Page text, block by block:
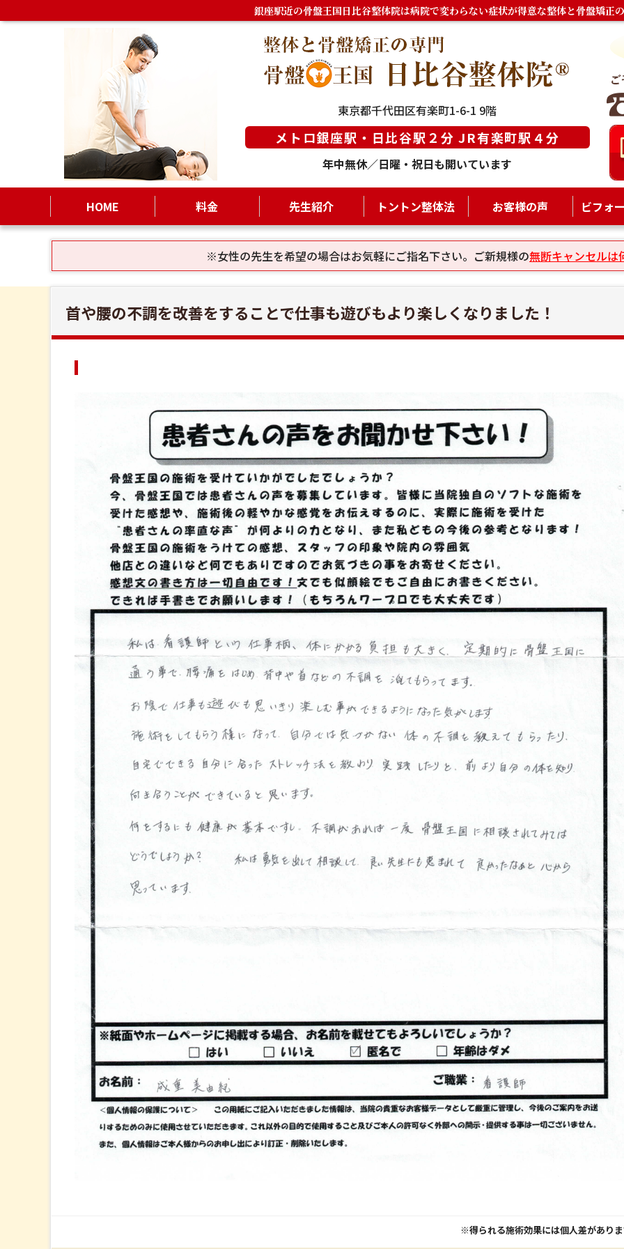
銀座駅近の骨盤王国日比谷整体院は病院で変わらない症状が得意な整体と骨盤矯正
東京都千代田区有楽町1-6-1 9階
メトロ銀座駅・日比谷駅２分 JR有楽町駅４分
年中無休／日曜・祝日も開いています
HOME 料金 先生紹介 トントン整体法 お客様の声 ビフォ
※女性の先生を希望の場合はお気軽にご指名下さい。ご新規様の無断キャンセルは
首や腰の不調を改善をすることで仕事も遊びもより楽しくなりました！
※得られる施術効果には個人差があり